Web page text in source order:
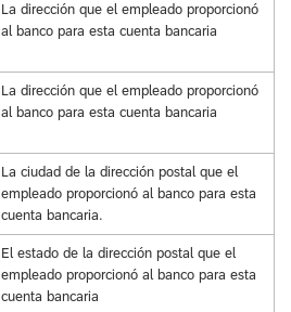
La dirección que el empleado proporcionó
al banco para esta cuenta bancaria
La dirección que el empleado proporcionó
al banco para esta cuenta bancaria
La ciudad de la dirección postal que el
empleado proporcionó al banco para esta
cuenta bancaria.
El estado de la dirección postal que el
empleado proporcionó al banco para esta
cuenta bancaria